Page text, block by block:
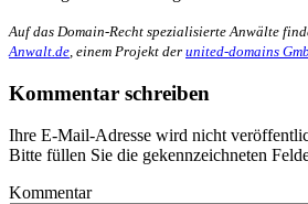
Auf das Domain-Recht spezialisierte Anwälte
Anwalt.de , einem Projekt der united-domains
Kommentar schreiben
Ihre E-Mail-Adresse wird nicht
Bitte füllen Sie die gekennzeichneten
Kommentar